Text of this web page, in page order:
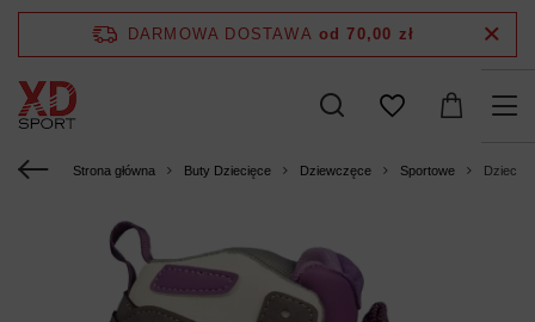
DARMOWA DOSTAWA od 70,00 zł
Strona główna Buty Dziecięce Dziewczęce Sportowe